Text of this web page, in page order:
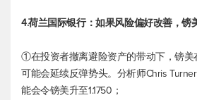
4.荷兰国际银行：如果风险偏好改善，镑
①在投资者撤离避险资产的带动下，镑美
可能会延续反弹势头。分析师Chris
能会令镑美升至1.1750；